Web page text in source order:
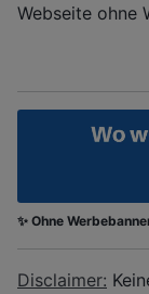
Webseite ohne
✨ Ohne
Disclaimer: